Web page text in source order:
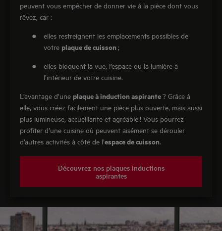
peuvent vous empêcher de donner vie à la pièce dont vous
rêvez, car :
●
elles restreignent les emplacements possibles de
votre plaque de cuisson;
●
elles bloquent la vue, l’espace ou la lumière à
l’intérieur de votre cuisine.
L’avantage d’une plaque à induction aspirante? Grâce à
elle, vous créez facilement une pièce plus ouverte, mais aussi
plus lumineuse, accueillante et agréable ! Vous pourrez
profiter d’une cuisine où peuvent aisément se dérouler
d’autres activités à côté de l’espace de cuisson.
Découvrez nos plaques inductions
aspirantes